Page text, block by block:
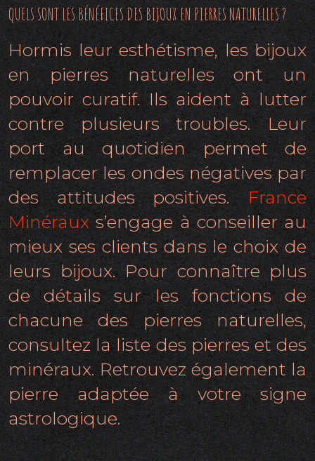
QUELS SONT LES BÉNÉFICES DES BIJOUX EN PIERRES NATURELLES ?
Hormis leur esthétisme, les bijoux
en pierres naturelles ont un
pouvoir curatif. Ils aident à lutter
contre plusieurs troubles. Leur
port au quotidien permet de
remplacer les ondes négatives par
des attitudes positives.France
Minérauxs’engage à conseiller au
mieux ses clients dans le choix de
leurs bijoux. Pour connaître plus
de détails sur les fonctions de
chacune des pierres naturelles,
consultez la liste des pierres et des
minéraux. Retrouvez également la
pierre adaptée à votre signe
astrologique.